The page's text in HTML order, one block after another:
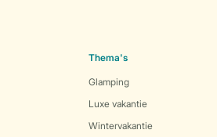
Thema's
Glamping
Luxe vakantie
Wintervakantie